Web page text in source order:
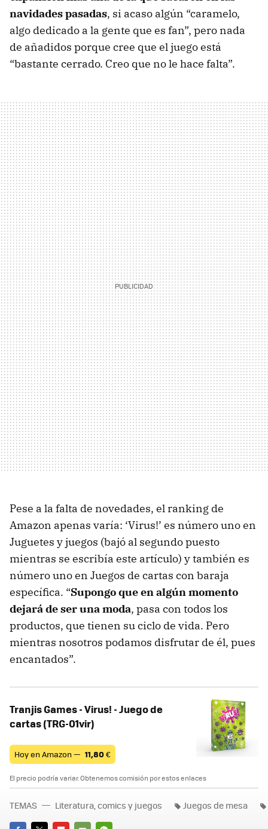
navidades pasadas, si acaso algún “caramelo,
algo dedicado a la gente que es fan”, pero nada
de añadidos porque cree que el juego está
“bastante cerrado. Creo que no le hace falta”.
Pese a la falta de novedades, el ranking de
Amazon apenas varía: ‘Virus!’ es número uno en
Juguetes y juegos (bajó al segundo puesto
mientras se escribía este artículo) y también es
número uno en Juegos de cartas con baraja
específica. “Supongo que en algún momento
dejará de ser una moda, pasa con todos los
productos, que tienen su ciclo de vida. Pero
mientras nosotros podamos disfrutar de él, pues
encantados”.
Tranjis Games - Virus! - Juego de
cartas (TRG-01vir)
Hoy en Amazon — 11,80€
El precio podría variar. Obtenemos comisión por estos enlaces
TEMAS Literatura, comics y juegos Juegos de mesa